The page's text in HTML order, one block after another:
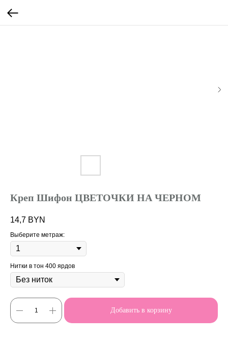
Креп Шифон ЦВЕТОЧКИ НА ЧЕРНОМ
14,7 BYN
Выберите метраж:
Нитки в тон 400 ярдов
Добавить в корзину